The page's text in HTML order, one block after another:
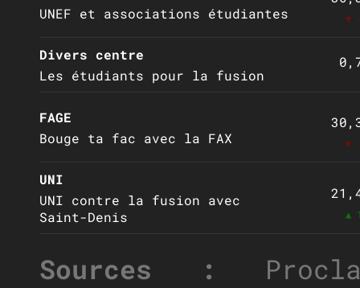
UNEF et associations étudiantes
▼
Divers centre
Les étudiants pour la fusion
FAGE
Bouge ta fac avec la FAX
▼
UNI
UNI contre la fusion avec
Saint-Denis
▲
Sources :